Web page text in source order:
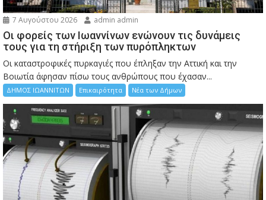
7 Αυγούστου 2026 admin admin
Οι φορείς των Ιωαννίνων ενώνουν τις δυνάμεις
τους για τη στήριξη των πυρόπληκτων
Οι καταστροφικές πυρκαγιές που έπληξαν την Αττική και την
Bοιωτία άφησαν πίσω τους ανθρώπους που έχασαν...
ΔΗΜΟΣ ΙΩΑΝΝΙΤΩΝ Επικαιρότητα Νέα των Δήμων